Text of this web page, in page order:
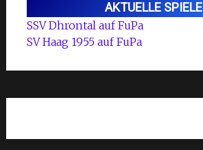
AKTUELLE SPIELE
SSV Dhrontal auf FuPa
SV Haag 1955 auf FuPa